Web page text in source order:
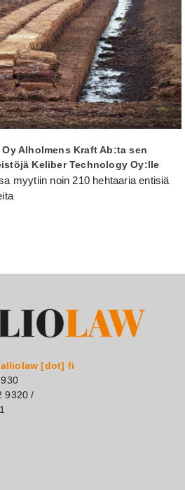
Alholmens Kraft Ab:ta sen
Keliber Technology Oy:lle
myytiin noin 210 hehtaaria entisiä
[dot] fi
9320 /